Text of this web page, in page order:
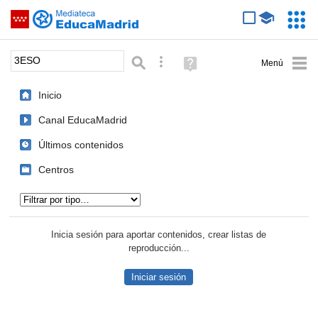
Saltar navegación
Palabra o frase: Búsqueda avanzada
Ayuda
(en
Inicio
Canal EducaMadrid
Últimos contenidos
Centros
Inicia sesión para aportar contenidos, crear listas de
reproducción...
Iniciar sesión